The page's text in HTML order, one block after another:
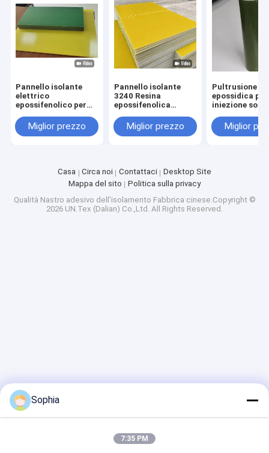
Pannello isolante
elettrico
epossifenolico per
trasformatori e
isolamento elettrico
Miglior prezzo
Pannello isolante
3240 Resina
epossifenolica
difficiliMiglior prezzo
Pultrusione
epossidica per
iniezione
elettrica ad
densità
Miglior
Casa Circa noi Contattaci
Desktop Site
Mappa del sito
Politica sulla privacy
Qualità Nastro adesivo dell'isolamento Fabbrica cinese.Copyright ©
2026 UN.Tex (Dalian) Co.,Ltd. All Rights Reserved.
Sophia
7:35 PM